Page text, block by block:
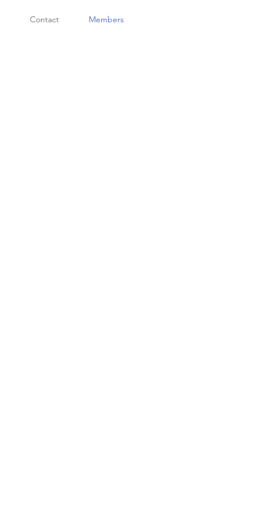
Contact Members